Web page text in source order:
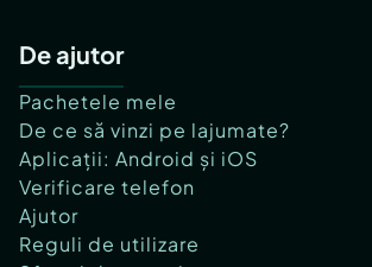
De ajutor
Pachetele mele
De ce să vinzi pe lajumate?
Aplicații: Android și iOS
Verificare telefon
Ajutor
Reguli de utilizare